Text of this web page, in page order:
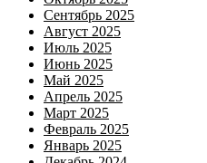
Сентябрь 2025
Август 2025
Июль 2025
Июнь 2025
Май 2025
Апрель 2025
Март 2025
Февраль 2025
Январь 2025